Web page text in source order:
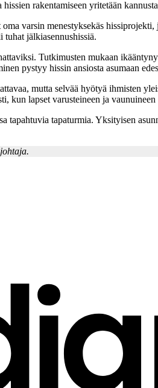
rakentamiseen yritetään
varsin menestyksekäs
jälkiasennushissiä.
Tutkimusten mukaan
pystyy hissin ansiosta asumaan
mutta selvää hyötyä ihmisten
kun lapset varusteineen ja
tapahtuvia tapaturmia. Yksityisen